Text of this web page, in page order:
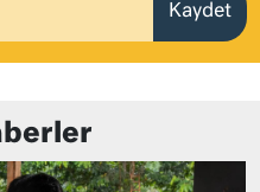
Kaydet